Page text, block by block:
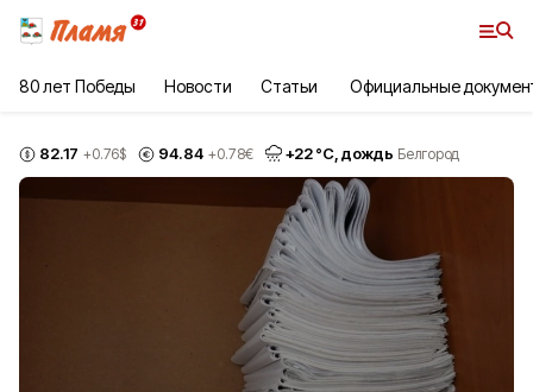
80 лет Победы Новости Статьи Официальные
82.17 +0.76$ 94.84 +0.78€ +22°С, дождь Белгород